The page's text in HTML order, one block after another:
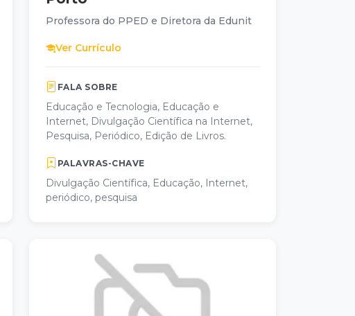
Professora do PPED e Diretora da Edunit
Ver Currículo
FALA SOBRE
Educação e Tecnologia, Educação e
Internet, Divulgação Científica na Internet,
Pesquisa, Periódico, Edição de Livros.
PALAVRAS-CHAVE
Divulgação Científica, Educação, Internet,
periódico, pesquisa